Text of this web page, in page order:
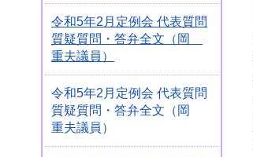
令和5年2月定例会 代表質問
質疑質問・答弁全文（岡
重夫議員）
令和5年2月定例会 代表質問
質疑質問・答弁全文（岡
重夫議員）